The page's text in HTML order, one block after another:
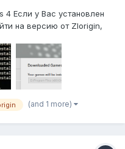
4 Если у Вас установлен
на версию от Zlorigin,
Некоторые репаки
И всё, что В...
(and 1 more)